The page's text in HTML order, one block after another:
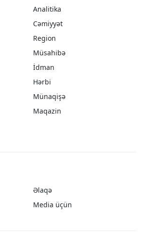
Analitika
Cəmiyyət
Region
Müsahibə
İdman
Hərbi
Münaqişə
Maqazin
Əlaqə
Media üçün